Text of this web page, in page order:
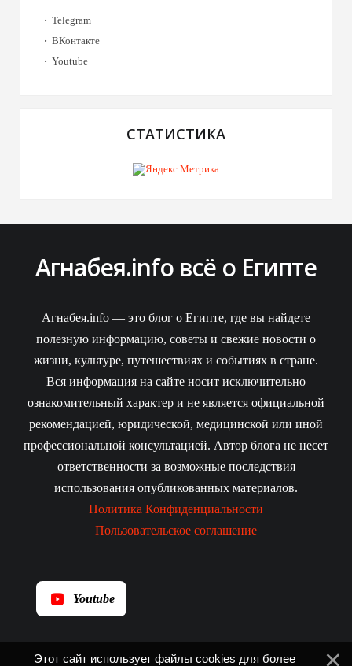
Telegram
ВКонтакте
Youtube
СТАТИСТИКА
Агнабея.info всё о Египте
Агнабея.info — это блог о Египте, где вы найдете
полезную информацию, советы и свежие новости о
жизни, культуре, путешествиях и событиях в стране.
Вся информация на сайте носит исключительно
ознакомительный характер и не является официальной
рекомендацией, юридической, медицинской или иной
профессиональной консультацией. Автор блога не несет
ответственности за возможные последствия
использования опубликованных материалов.
Политика Конфиденциальности
Пользовательское соглашение
Youtube
Этот сайт использует файлы cookies для более